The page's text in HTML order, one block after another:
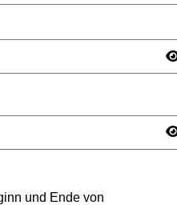
und Ende von